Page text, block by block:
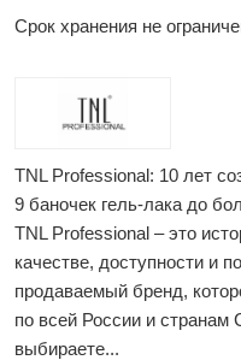
Срок хранения не
TNL Professional: 10 лет
9 баночек гель-лака до
TNL Professional – это
качестве, доступности и
продаваемый бренд,
по всей России и
выбираете...